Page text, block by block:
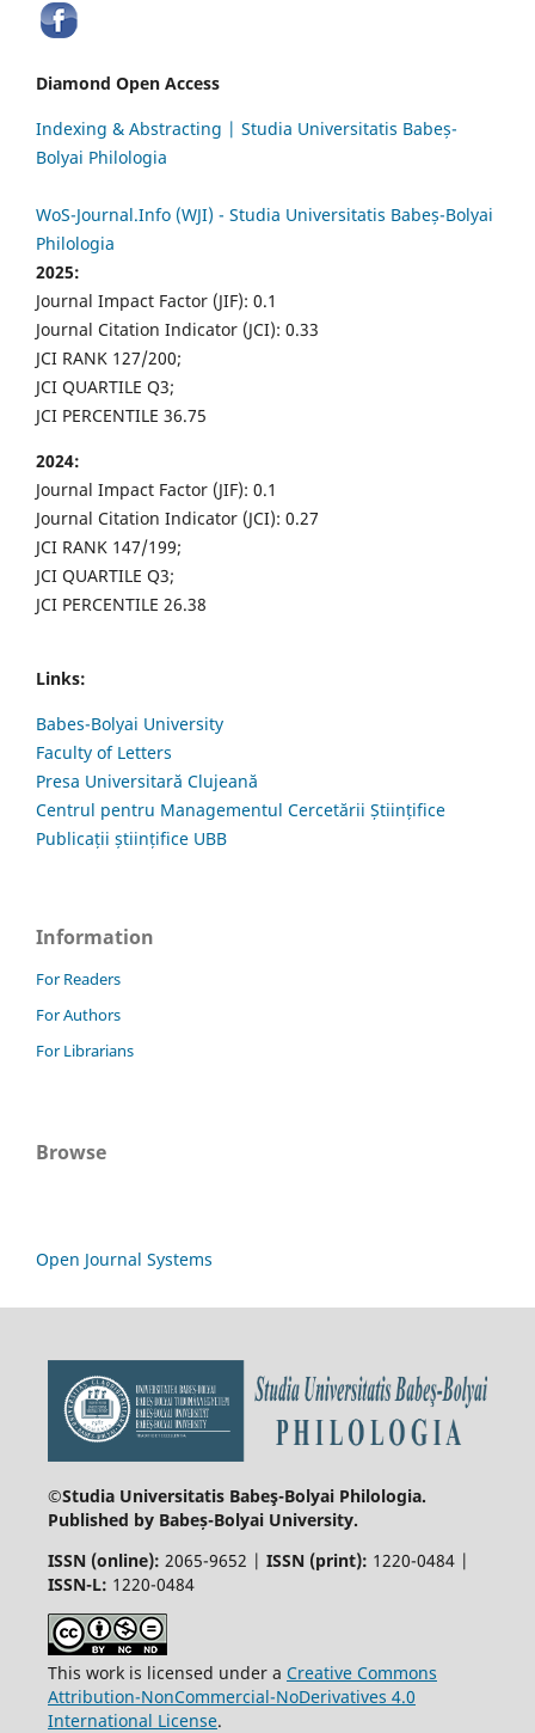
Diamond Open Access
Indexing & Abstracting | Studia Universitatis Babeș-
Bolyai Philologia
WoS-Journal.Info (WJI) - Studia Universitatis Babeș-Bolyai
Philologia
2025:
Journal Impact Factor (JIF): 0.1
Journal Citation Indicator (JCI): 0.33
JCI RANK 127/200;
JCI QUARTILE Q3;
JCI PERCENTILE 36.75
2024:
Journal Impact Factor (JIF): 0.1
Journal Citation Indicator (JCI): 0.27
JCI RANK 147/199;
JCI QUARTILE Q3;
JCI PERCENTILE 26.38
Links:
Babes-Bolyai University
Faculty of Letters
Presa Universitară Clujeană
Centrul pentru Managementul Cercetării Științifice
Publicații științifice UBB
Information
For Readers
For Authors
For Librarians
Browse
Open Journal Systems
©Studia Universitatis Babeş-Bolyai Philologia.
Published by Babeș-Bolyai University.
ISSN (online): 2065-9652 | ISSN (print): 1220-0484 |
ISSN-L: 1220-0484
This work is licensed under a Creative Commons
Attribution-NonCommercial-NoDerivatives 4.0
International License.